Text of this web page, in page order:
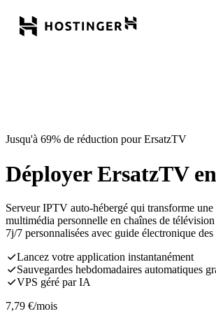
Jusqu'à 69% de réduction pour ErsatzTV
Déployer ErsatzTV
Serveur IPTV auto-hébergé qui transforme
multimédia personnelle en chaînes de
7j/7 personnalisées avec guide électronique
Lancez votre application instantanément
Sauvegardes hebdomadaires automatiques
VPS géré par IA
7,79 €/mois